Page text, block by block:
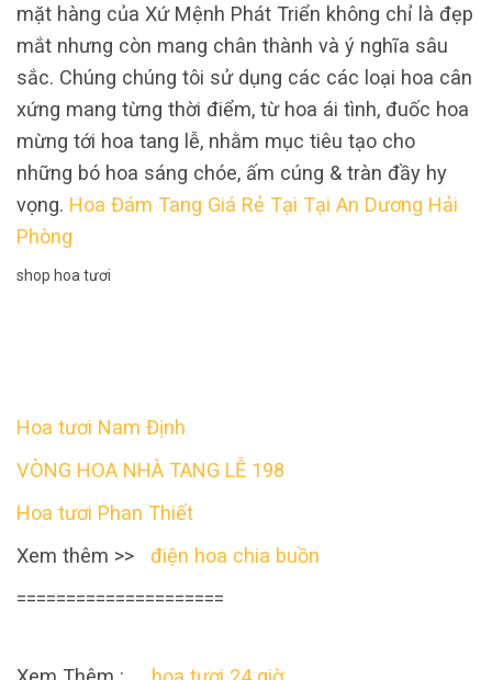
mặt hàng của Xứ Mệnh Phát Triển không chỉ là đẹp
mắt nhưng còn mang chân thành và ý nghĩa sâu
sắc. Chúng chúng tôi sử dụng các các loại hoa cân
xứng mang từng thời điểm, từ hoa ái tình, đuốc hoa
mừng tới hoa tang lễ, nhằm mục tiêu tạo cho
những bó hoa sáng chóe, ấm cúng & tràn đầy hy
vọng. Hoa Đám Tang Giá Rẻ Tại Tại An Dương Hải
Phòng
shop hoa tươi
Hoa tươi Nam Định
VÒNG HOA NHÀ TANG LỄ 198
Hoa tươi Phan Thiết
Xem thêm >>
điện hoa chia buồn
=====================